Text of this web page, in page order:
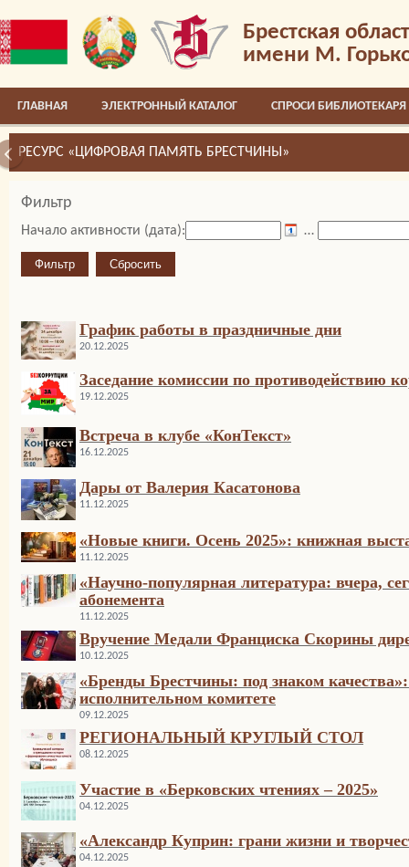
Брестская
имени М.
ГЛАВНАЯ ЭЛЕКТРОННЫЙ КАТАЛОГ СПРОСИ БИБЛИОТЕКАРЯ
РЕСУРС «ЦИФРОВАЯ ПАМЯТЬ БРЕСТЧИНЫ»
Фильтр
Начало активности (дата): …
График работы в праздничные дни
20.12.2025
Заседание комиссии по противодействию
19.12.2025
Встреча в клубе «КонТекст»
16.12.2025
Дары от Валерия Касатонова
11.12.2025
«Новые книги. Осень 2025»: книжная
11.12.2025
«Научно-популярная литература: вчера,
абонемента
11.12.2025
Вручение Медали Франциска Скорины
10.12.2025
«Бренды Брестчины: под знаком
исполнительном комитете
09.12.2025
РЕГИОНАЛЬНЫЙ КРУГЛЫЙ СТОЛ
08.12.2025
Участие в «Берковских чтениях – 2025»
04.12.2025
«Александр Куприн: грани жизни и
04.12.2025